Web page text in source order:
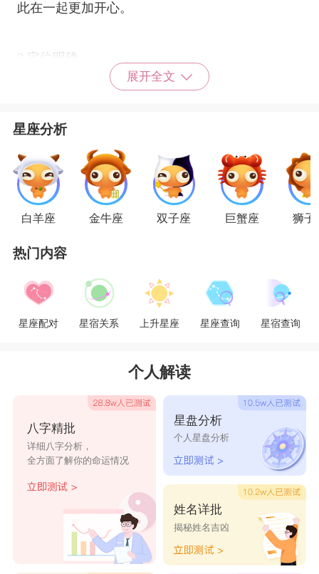
此在一起更加开心。
3.定位明确
双鱼座心思细腻，常常逃避，因为每当需要表达深
白。天秤座
自己生活圈中的社交能手，所以天秤男可以引导双
鱼女，多去表达，慢慢敞开心扉，天秤男也喜欢扮
演这样的角色。
星座乐原创文章，转载需注明出处
展开全文
星座分析
白羊座 金牛座 双子座 巨蟹座 狮子
热门内容
星座配对 星宿关系 上升星座 星座查询 星宿查询
个人解读
八字精批
详细八字分析，
全方面了解你的命运情况
星盘分析
个人星盘分析
姓名详批
揭秘姓名吉凶